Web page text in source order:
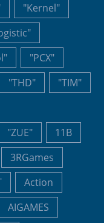
"Kernel"
"PCX"
"THD"
"TIM"
"ZUE"
11B
3RGames
Action
AIGAMES